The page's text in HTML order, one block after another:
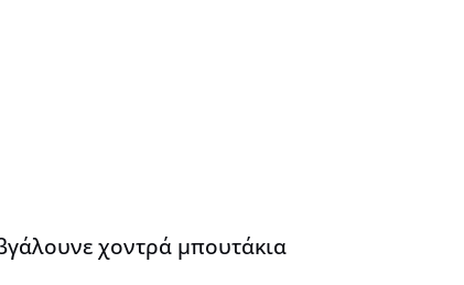
χοντρά μπουτάκια